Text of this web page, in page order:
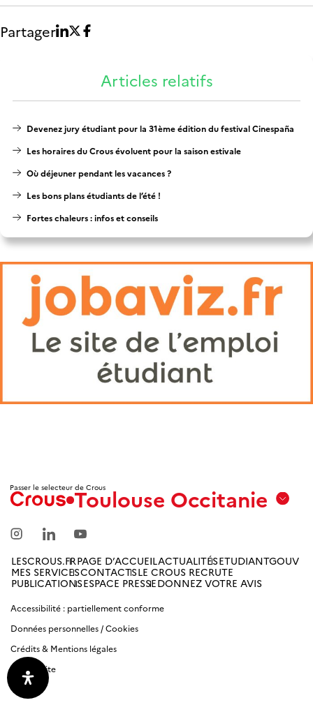
Partager
Articles relatifs
Devenez jury étudiant pour la 31ème édition du festival Cinespaña
Les horaires du Crous évoluent pour la saison estivale
Où déjeuner pendant les vacances ?
Les bons plans étudiants de l’été !
Fortes chaleurs : infos et conseils
Passer le selecteur de CrousToulouse Occitanie
Marseille
Amiens
Antilles
Guyane
Bordeaux-
Aquitaine
LESCROUS.FRPAGE D’ACCUEILACTUALITÉSETUDIANTGOUV
MES SERVICESCONTACTSLE CROUS RECRUTE
PUBLICATIONSESPACE PRESSEDONNEZ VOTRE AVIS
Accessibilité : partiellement conforme
Données personnelles / Cookies
Crédits & Mentions légales
Plan du site